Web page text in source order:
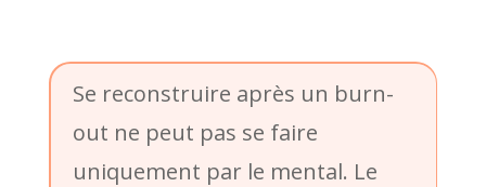
Se reconstruire après un burn-
out ne peut pas se faire
uniquement par le mental. Le